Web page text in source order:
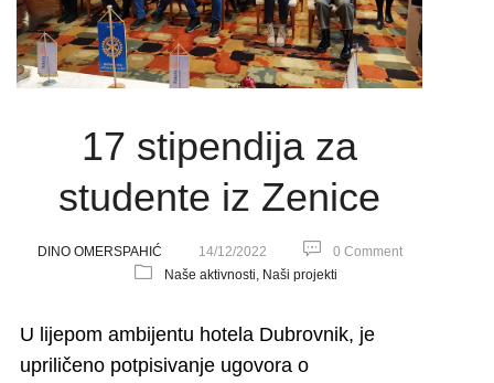
17 stipendija za
studente iz Zenice
DINO OMERSPAHIĆ 14/12/2022
0 Comment
Naše aktivnosti, Naši projekti
U lijepom ambijentu hotela Dubrovnik, je
upriličeno potpisivanje ugovora o